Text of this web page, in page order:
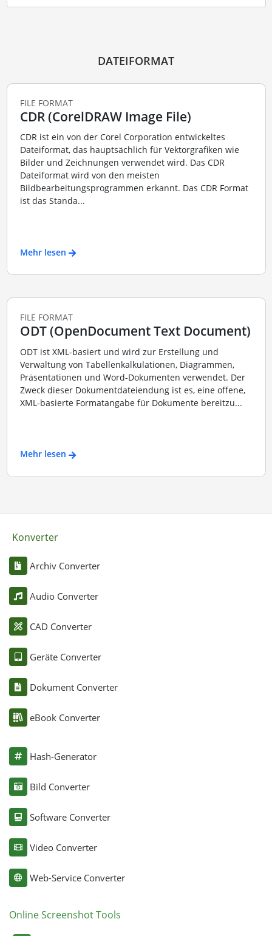
DATEIFORMAT
FILE FORMAT
CDR (CorelDRAW Image File)
CDR ist ein von der Corel Corporation entwickeltes
Dateiformat, das hauptsächlich für Vektorgrafiken wie
Bilder und Zeichnungen verwendet wird. Das CDR
Dateiformat wird von den meisten
Bildbearbeitungsprogrammen erkannt. Das CDR Format
ist das Standa...
Mehr lesen
FILE FORMAT
ODT (OpenDocument Text Document)
ODT ist XML-basiert und wird zur Erstellung und
Verwaltung von Tabellenkalkulationen, Diagrammen,
Präsentationen und Word-Dokumenten verwendet. Der
Zweck dieser Dokumentdateiendung ist es, eine offene,
XML-basierte Formatangabe für Dokumente bereitzu...
Mehr lesen
Konverter
Archiv Converter
Audio Converter
CAD Converter
Geräte Converter
Dokument Converter
eBook Converter
Hash-Generator
Bild Converter
Software Converter
Video Converter
Web-Service Converter
Online Screenshot Tools